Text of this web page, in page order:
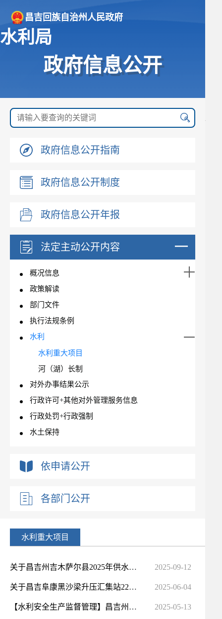
昌吉回族自治州人民政府
水利局
政府信息公开
政府信息公开指南
政府信息公开制度
政府信息公开年报
法定主动公开内容
概况信息
政策解读
部门文件
执行法规条例
水利
水利重大项目
河（湖）长制
对外办事结果公示
行政许可+其他对外管理服务信息
行政处罚+行政强制
水土保持
依申请公开
各部门公开
水利重大项目
关于昌吉州吉木萨尔县2025年供水管网基础设施建设项目水土保持方案报告书的批复 2025-09-12
关于昌吉阜康黑沙梁升压汇集站220千伏送出工程水土保持方案报告书的批复 2025-06-04
【水利安全生产监督管理】昌吉州水利局关于水利安全生产举报投诉信息平台的公示 2025-05-13